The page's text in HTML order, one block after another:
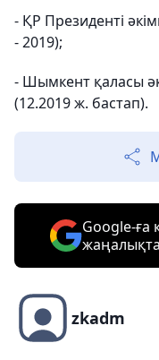
- ҚР Президенті
- 2019);
- Шымкент қаласы
(12.2019 ж. бастап).
Google-ға
zkadm